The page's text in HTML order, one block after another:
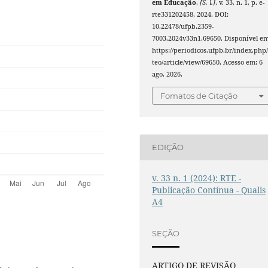
em Educação,[S. l.], v. 33, n. 1, p. e-
rte331202458, 2024. DOI:
10.22478/ufpb.2359-
7003.2024v33n1.69650. Disponível
https://periodicos.ufpb.br/
teo/article/view/69650. Acesso em: 6
ago. 2026.
Fomatos de Citação
EDIÇÃO
v. 33 n. 1 (2024): RTE -
Publicação Contínua - Qualis
A4
SEÇÃO
ARTIGO DE REVISÃO